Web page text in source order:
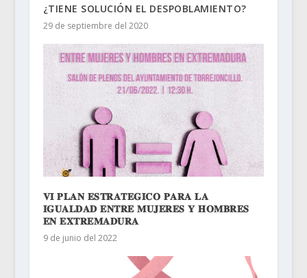
¿TIENE SOLUCIÓN EL DESPOBLAMIENTO?
29 de septiembre del 2020
𝐕𝐈 𝐏𝐋𝐀𝐍 𝐄𝐒𝐓𝐑𝐀𝐓𝐄𝐆𝐈𝐂𝐎 𝐏𝐀𝐑𝐀 𝐋𝐀
𝐈𝐆𝐔𝐀𝐋𝐃𝐀𝐃 𝐄𝐍𝐓𝐑𝐄 𝐌𝐔𝐉𝐄𝐑𝐄𝐒 𝐘 𝐇𝐎𝐌𝐁𝐑𝐄𝐒
𝐄𝐍 𝐄𝐗𝐓𝐑𝐄𝐌𝐀𝐃𝐔𝐑𝐀⁣
9 de junio del 2022